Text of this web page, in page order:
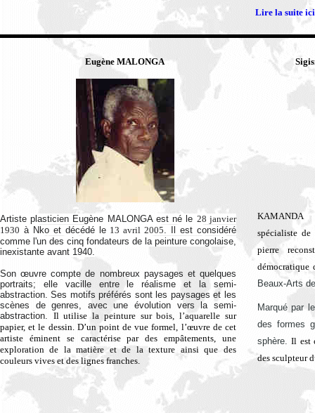
Lire la suite ici
Eugène MALONGA
Artiste plasticien Eugène MALONGA estné le 28 janvier
1930 à Nko et décédé le 13 avril 2005. Il est considéré
comme l'un des cinq fondateurs de la peinture congolaise,
inexistante avant 1940.
Son œuvre compte de nombreux paysages et quelques
portraits; elle vacille entre le réalisme et la semi-
abstraction. Ses motifs préférés sont les paysages et les
scènes de genres, avec une évolution vers la semi-
abstraction. Il utilise la peinture sur bois, l’aquarelle sur
papier, et le dessin. D’un point de vue formel, l’œuvre de cet
artiste éminent se caractérise par des empâtements, une
exploration de la matière et de la texture ainsi que des
couleurs vives et des lignes franches.
KAMANDA
spécialiste de
pierre
Beaux-Arts
Marqué par
des formes
sphère.Il est
des sculpteur